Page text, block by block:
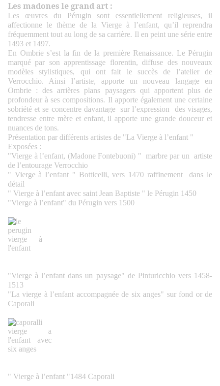
Les madones le grand art :
Les œuvres du Pérugin sont essentiellement religieuses, il
affectionne le thème de la Vierge à l’enfant, qu’il reprendra
fréquemment tout au long de sa carrière. Il en peint une série entre
1493 et 1497.
En Ombrie s’est la fin de la première Renaissance. Le Pérugin
marqué par son apprentissage florentin, diffuse des nouveaux
modèles stylistiques, qui ont fait le succès de l’atelier de
Verrocchio. Ainsi l’artiste, apporte un nouveau langage en
Ombrie : des arrières plans paysagers qui apportent plus de
profondeur à ses compositions. Il apporte également une certaine
sobriété et se concentre davantage sur l’expression des visages,
tendresse entre mère et enfant, il apporte une grande douceur et
nuances de tons.
Présentation par différents artistes de "La Vierge à l’enfant "
Exposées :
"Vierge à l’enfant, (Madone Fontebuoni) " marbre par un artiste
de l’entourage Verrocchio
" Vierge à l’enfant " Botticelli, vers 1470 raffinement dans le
détail
" Vierge à l’enfant avec saint Jean Baptiste " le Pérugin 1450
"Vierge à l’enfant" du Pérugin vers 1500
"Vierge à l’enfant dans un paysage" de Pinturicchio vers 1458-
1513
"La vierge à l’enfant accompagnée de six anges" sur fond or de
Caporali
" Vierge à l’enfant "1484 Caporali